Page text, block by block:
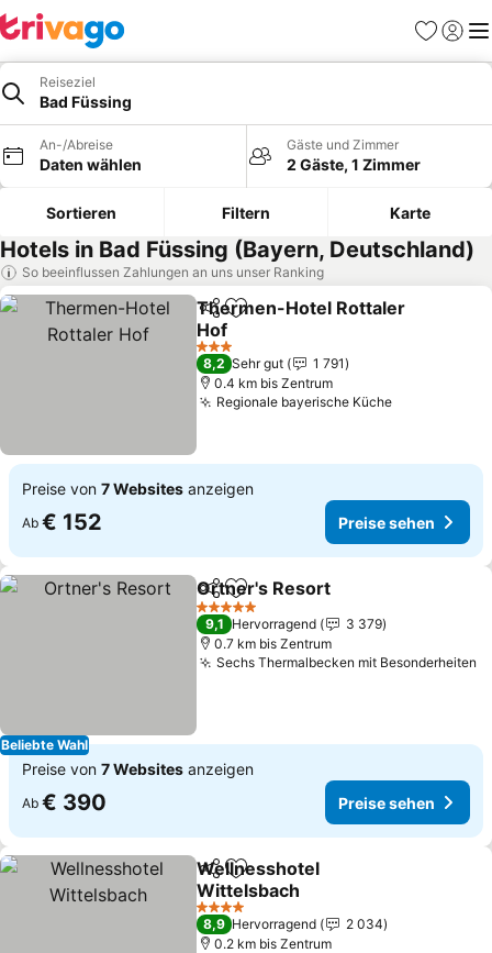
Favoriten
Reiseziel
Bad Füssing
An-/Abreise
Daten wählen
Gäste und Zimmer
2 Gäste, 1 Zimmer
Sortieren Filtern Karte
Hotels in Bad Füssing (Bayern, Deutschland)
So beeinflussen Zahlungen an uns unser Ranking
TeilenZu Favoriten hinzufügen
Thermen-Hotel Rottaler
Hof
Preise sehen
3 Sterne
8,2 Sehr gut
1 791
0.4 km bis Zentrum
Regionale bayerische KüchePreise
Preise von 7 Websites anzeigen
Ab € 152 Preise sehen
Beliebte Wahl
TeilenZu Favoriten hinzufügen
Ortner's Resort
5 Sterne
9,1 Hervorragend
3 379
0.7 km bis Zentrum
Sechs Thermalbecken mit Besonderheiten
Preise von 7 Websites anzeigen
Ab € 390 Preise sehen
TeilenZu Favoriten hinzufügen
Wellnesshotel
Wittelsbach
Preise sehen
4 Sterne
8,9 Hervorragend
2 034
0.2 km bis Zentrum